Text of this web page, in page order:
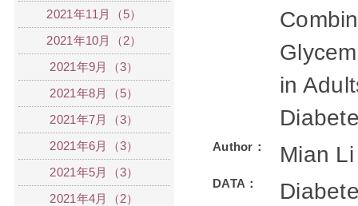
in
Author： Mian Li
DATA：
2021年11月（5）
2021年10月（2）
2021年9月（3）
2021年8月（5）
2021年7月（3）
2021年6月（3）
2021年5月（3）
2021年4月（2）